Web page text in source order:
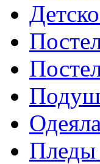
Одеяла
Пледы